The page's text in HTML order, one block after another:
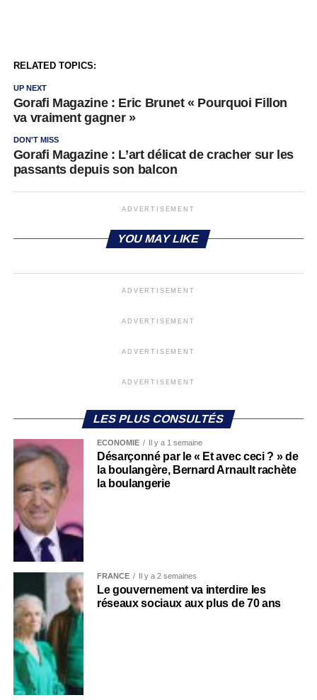
RELATED TOPICS:
UP NEXT
Gorafi Magazine : Eric Brunet « Pourquoi Fillon
va vraiment gagner »
DON'T MISS
Gorafi Magazine : L’art délicat de cracher sur les
passants depuis son balcon
ADVERTISEMENT
YOU MAY LIKE
ADVERTISEMENT
ADVERTISEMENT
ADVERTISEMENT
ADVERTISEMENT
LES PLUS CONSULTÉS
ECONOMIE Il y a 1 semaine
Désarçonné par le « Et avec ceci ? » de
la boulangère, Bernard Arnault rachète
la boulangerie
FRANCE Il y a 2 semaines
Le gouvernement va interdire les
réseaux sociaux aux plus de 70 ans